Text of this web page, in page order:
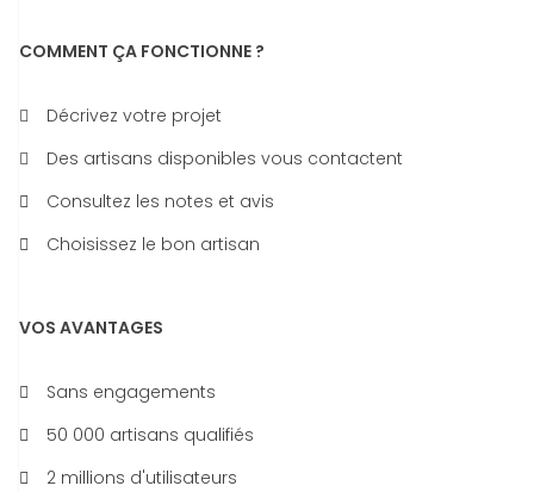
COMMENT ÇA FONCTIONNE ?
Décrivez votre projet
Des artisans disponibles vous contactent
Consultez les notes et avis
Choisissez le bon artisan
VOS AVANTAGES
Sans engagements
50 000 artisans qualifiés
2 millions d'utilisateurs